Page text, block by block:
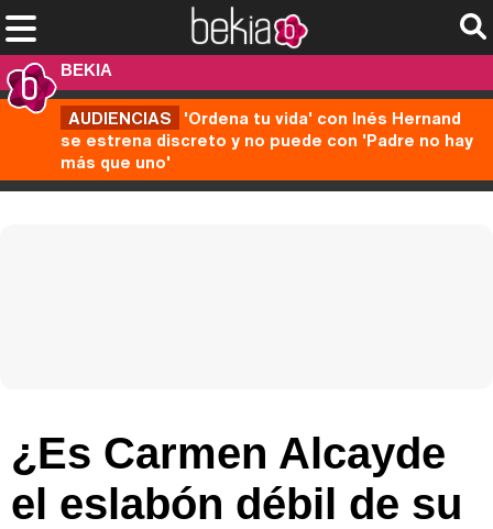
BEKIA
AUDIENCIAS 'Ordena tu vida' con Inés Hernand
se estrena discreto y no puede con 'Padre no hay
más que uno'
¿Es Carmen Alcayde
el eslabón débil de su